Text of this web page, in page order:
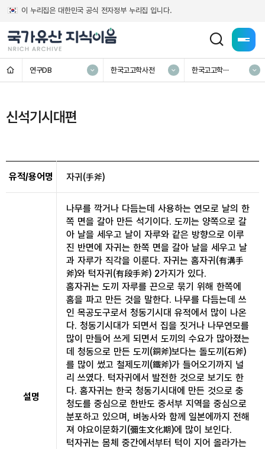
이 누리집은 대한민국 공식 전자정부 누리집 입니다.
전체
홈 연구DB 한국고고학사전
한국고고학
신석기시대편
유적/용어명 자귀(手斧)
설명
나무를 깍거나 다듬는데 사용하는 연모로 날의 한
쪽 면을 갈아 만든 석기이다. 도끼는 양쪽으로 갈
아 날을 세우고 날이 자루와 같은 방향으로 이루
진 반면에 자귀는 한쪽 면을 갈아 날을 세우고 날
과 자루가 직각을 이룬다. 자귀는 홈자귀(有溝手
斧)와 턱자귀(有段手斧) 2가지가 있다.
홈자귀는 도끼 자루를 끈으로 묶기 위해 한쪽에
홈을 파고 만든 것을 말한다. 나무를 다듬는데 쓰
인 목공도구로서 청동기시대 유적에서 많이 나온
다. 청동기시대가 되면서 집을 짓거나 나무연모를
많이 만들어 쓰게 되면서 도끼의 수요가 많아졌는
데 청동으로 만든 도끼(銅斧)보다는 돌도끼(石斧)
를 많이 썼고 철제도끼(鐵斧)가 들어오기까지 널
리 쓰였다. 턱자귀에서 발전한 것으로 보기도 한
다. 홈자귀는 한국 청동기시대에 만든 것으로 충
청도를 중심으로 한반도 중서부 지역을 중심으로
분포하고 있으며, 벼농사와 함께 일본에까지 전해
져 야요이문화기(彌生文化期)에 많이 보인다.
턱자귀는 몸체 중간에서부터 턱이 지어 올라가는